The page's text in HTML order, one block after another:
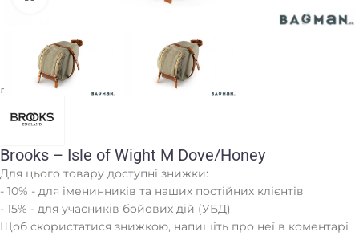
Головна Сумки
Brooks – Isle of Wight M Dove/Honey
Для цього товару доступні знижки:
- 10% - для іменинників та наших постійних клієнтів
- 15% - для учасників бойових дій (УБД)
Щоб скористатися знижкою, напишіть про неї в коментарі